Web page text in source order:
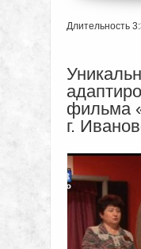
Длительность
фильма
г.